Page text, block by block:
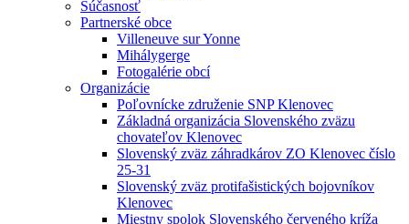
Súčasnosť
Partnerské obce
Villeneuve sur Yonne
Mihálygerge
Fotogalérie obcí
Organizácie
Poľovnícke združenie SNP Klenovec
Základná organizácia Slovenského zväzu
chovateľov Klenovec
Slovenský zväz záhradkárov ZO Klenovec číslo
25-31
Slovenský zväz protifašistických bojovníkov
Klenovec
Miestny spolok Slovenského červeného kríža